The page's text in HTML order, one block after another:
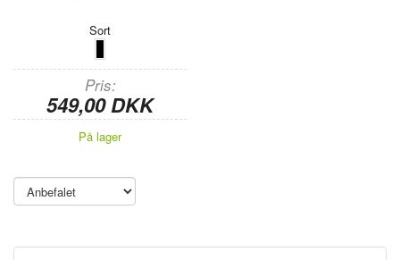
Sort
Pris
549,00 DKK
På lager